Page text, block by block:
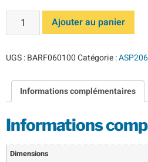
Ajouter au panier
UGS :BARF060100Catégorie :
Informations complémentaires
Informations
Dimensions